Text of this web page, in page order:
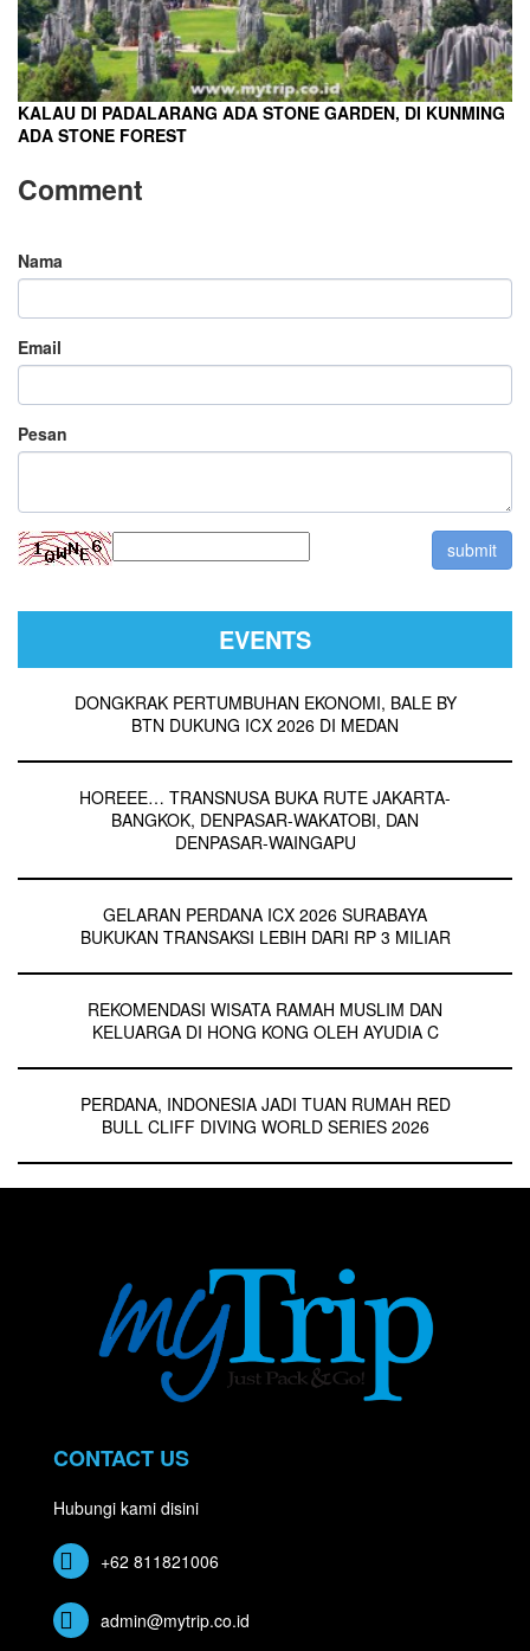
KALAU DI PADALARANG ADA STONE GARDEN, DI KUNMING
ADA STONE FOREST
Comment
Nama
Email
Pesan
EVENTS
DONGKRAK PERTUMBUHAN EKONOMI, BALE BY
BTN DUKUNG ICX 2026 DI MEDAN
HOREEE… TRANSNUSA BUKA RUTE JAKARTA-
BANGKOK, DENPASAR-WAKATOBI, DAN
DENPASAR-WAINGAPU
GELARAN PERDANA ICX 2026 SURABAYA
BUKUKAN TRANSAKSI LEBIH DARI RP 3 MILIAR
REKOMENDASI WISATA RAMAH MUSLIM DAN
KELUARGA DI HONG KONG OLEH AYUDIA C
PERDANA, INDONESIA JADI TUAN RUMAH RED
BULL CLIFF DIVING WORLD SERIES 2026
CONTACT US
Hubungi kami disini
+62 811821006
admin@mytrip.co.id